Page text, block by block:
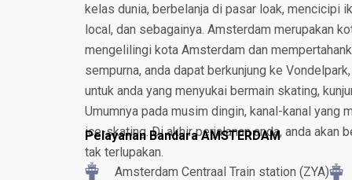
kelas dunia, berbelanja di pasar loak, mencicipi
local, dan sebagainya. Amsterdam merupakan
mengelilingi kota Amsterdam dan
sempurna, anda dapat berkunjung ke
untuk anda yang menyukai bermain skating,
Umumnya pada musim dingin, kanal-kanal yang
ice-skating. Di akhir perjalanan anda, anda akan
tak terlupakan.
Pelayanan Bandara AMSTERDAM
Amsterdam Centraal Train station (ZYA)